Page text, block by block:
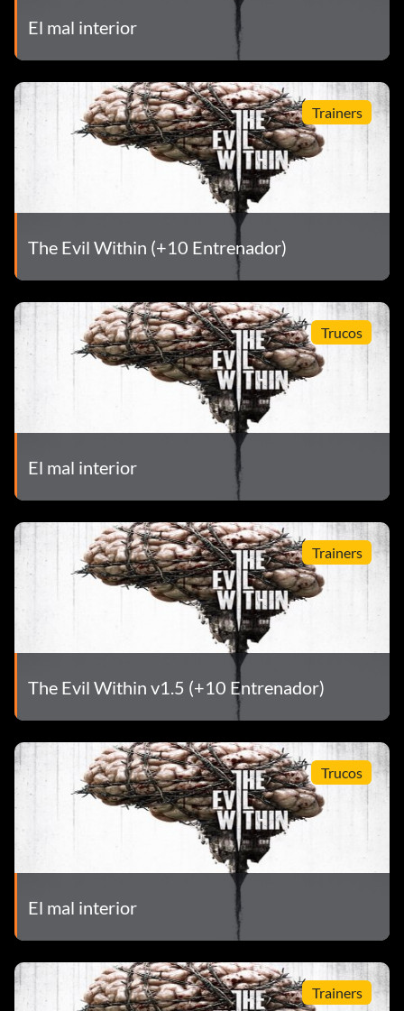
El mal interior
Trainers
The Evil Within (+10 Entrenador)
Trucos
El mal interior
Trainers
The Evil Within v1.5 (+10 Entrenador)
Trucos
El mal interior
Trainers